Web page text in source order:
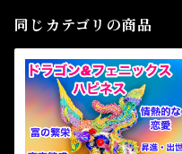
同じカテゴリの商品